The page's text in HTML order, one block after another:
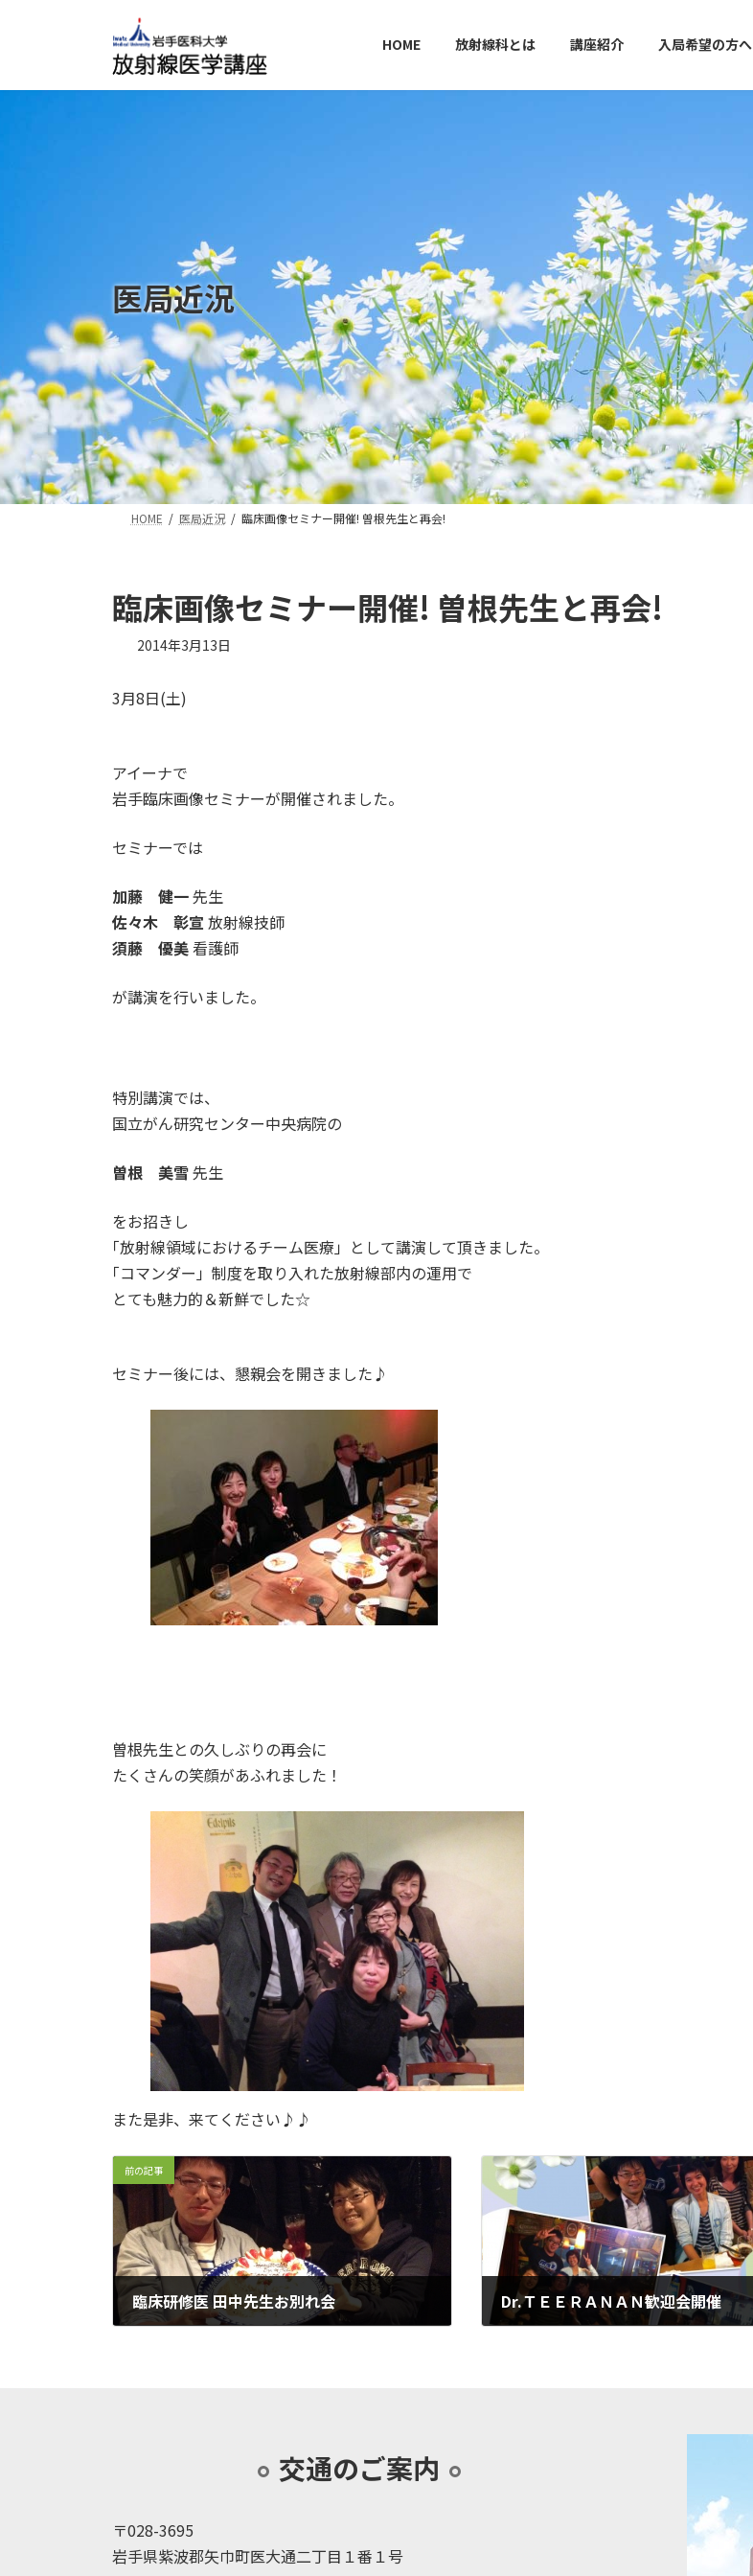
HOME 放射線科とは 講座紹介 入局希望の方へ
医局近況
HOME 医局近況 臨床画像セミナー開催! 曽根先生と再会!
臨床画像セミナー開催! 曽根先生と再会!
2014年3月13日
3月8日(土)
アイーナで
岩手臨床画像セミナーが開催されました。
セミナーでは
加藤 健一先生
佐々木 彰宣 放射線技師
須藤 優美看護師
が講演を行いました。
特別講演では、
国立がん研究センター中央病院の
曽根 美雪先生
をお招きし
｢放射線領域におけるチーム医療」として講演して頂きました。
｢コマンダー」制度を取り入れた放射線部内の運用で
とても魅力的＆新鮮でした☆
セミナー後には、懇親会を開きました♪
曽根先生との久しぶりの再会に
たくさんの笑顔があふれました！
また是非、来てください♪♪
前の記事
臨床研修医 田中先生お別れ会 Dr.ＴＥＥＲＡＮＡＮ歓迎会開催
交通のご案内
〒028-3695
岩手県紫波郡矢巾町医大通二丁目１番１号